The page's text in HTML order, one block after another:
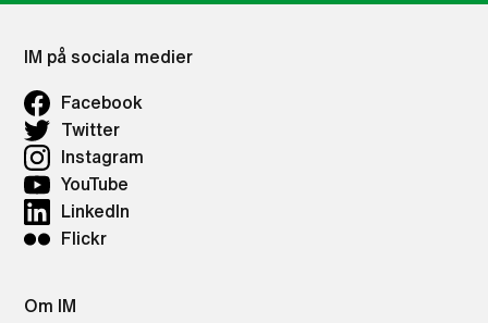
IM på sociala medier
Facebook
Twitter
Instagram
YouTube
LinkedIn
Flickr
Om IM